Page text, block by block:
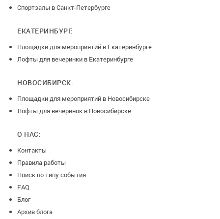
Спортзалы в Санкт-Петербурге
ЕКАТЕРИНБУРГ:
Площадки для мероприятий в Екатеринбурге
Лофты для вечеринки в Екатеринбурге
НОВОСИБИРСК:
Площадки для мероприятий в Новосибирске
Лофты для вечеринок в Новосибирске
О НАС:
Контакты
Правила работы
Поиск по типу события
FAQ
Блог
Архив блога